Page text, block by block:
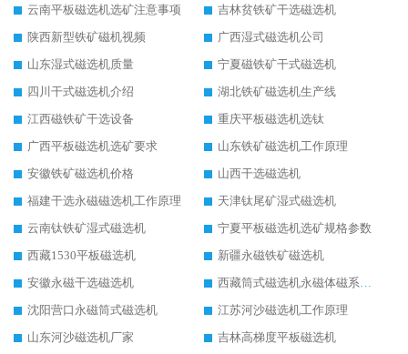
云南平板磁选机选矿注意事项
吉林贫铁矿干选磁选机
陕西新型铁矿磁机视频
广西湿式磁选机公司
山东湿式磁选机质量
宁夏磁铁矿干式磁选机
四川干式磁选机介绍
湖北铁矿磁选机生产线
江西磁铁矿干选设备
重庆平板磁选机选钛
广西平板磁选机选矿要求
山东铁矿磁选机工作原理
安徽铁矿磁选机价格
山西干选磁选机
福建干选永磁磁选机工作原理
天津钛尾矿湿式磁选机
云南钛铁矿湿式磁选机
宁夏平板磁选机选矿规格参数
西藏1530平板磁选机
新疆永磁铁矿磁选机
安徽永磁干选磁选机
西藏筒式磁选机永磁体磁系设计
沈阳营口永磁筒式磁选机
江苏河沙磁选机工作原理
山东河沙磁选机厂家
吉林高梯度平板磁选机